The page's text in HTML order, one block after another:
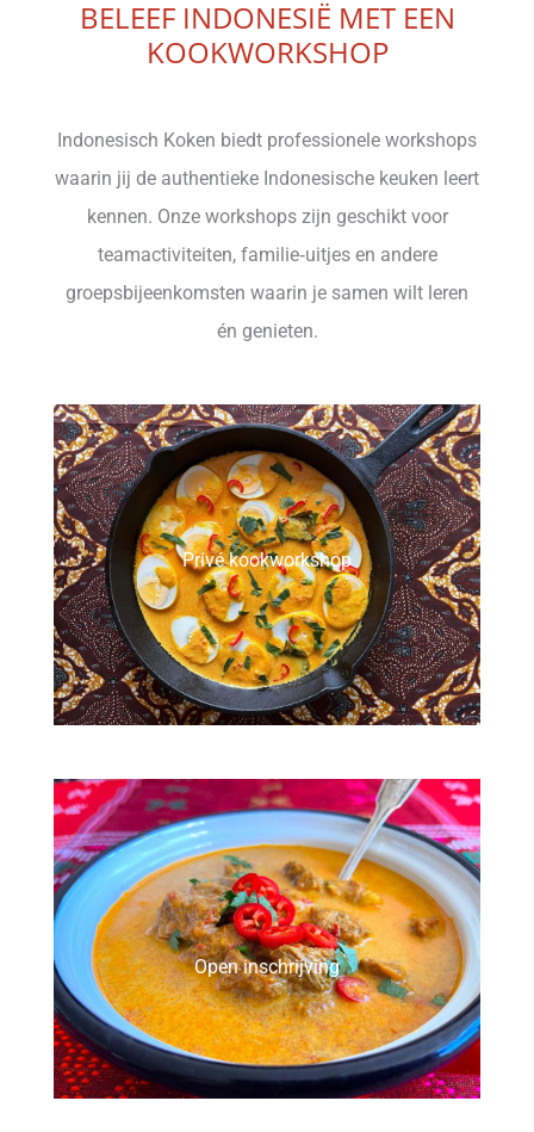
BELEEF INDONESIË MET EEN
KOOKWORKSHOP
Indonesisch Koken biedt professionele workshops
waarin jij de authentieke Indonesische keuken leert
kennen. Onze workshops zijn geschikt voor
teamactiviteiten, familie‑uitjes en andere
groepsbijeenkomsten waarin je samen wilt leren
én genieten.
Privé kookworkshop
Open inschrijving